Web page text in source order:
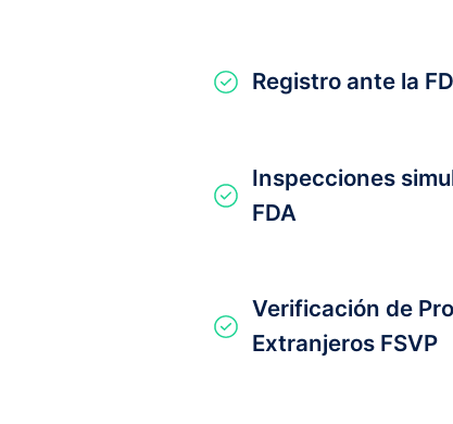
Registro ante la
Inspecciones
FDA
Verificación de
Extranjeros FSVP